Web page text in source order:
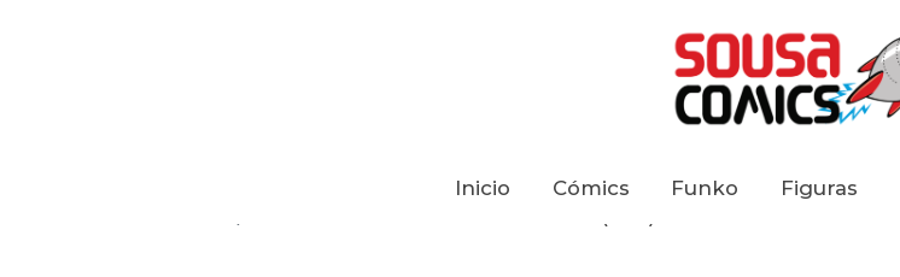
Inicio Cómics Funko Figuras